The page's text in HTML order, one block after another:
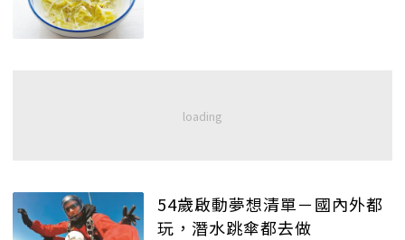
54歲啟動夢想清單－國內外都
玩，潛水跳傘都去做